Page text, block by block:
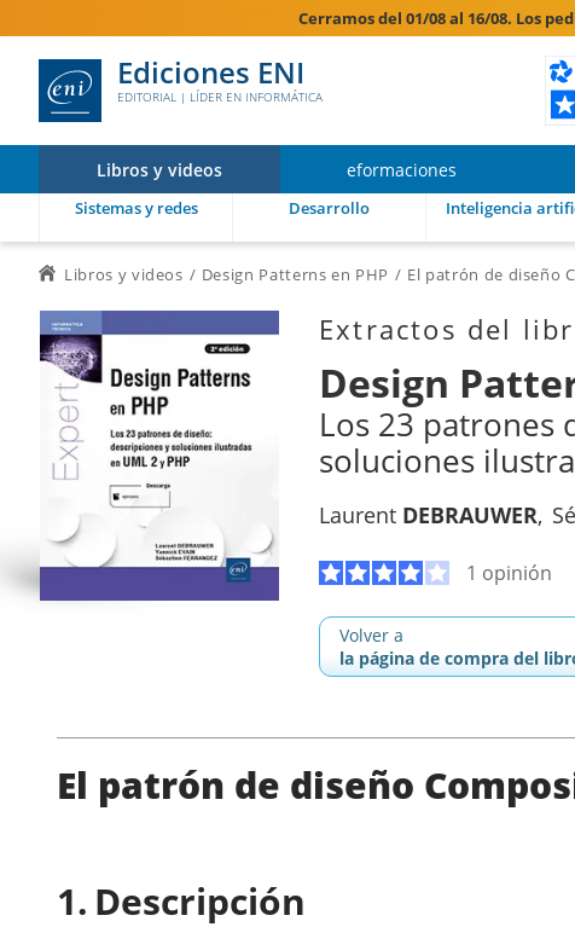
Cerramos del 01/08 al 16/08. Los
Ediciones ENI
EDITORIAL | LÍDER EN INFORMÁTICA
Libros y videos eformaciones
Sistemas y redes Desarrollo Inteligencia
Libros y videos Design Patterns en PHP El patrón de diseño
Extractos del
Design
Los 23 patrones
soluciones
Laurent DEBRAUWER
1 opinión
Volver a
la página de compra del
El patrón de diseño
Descripción